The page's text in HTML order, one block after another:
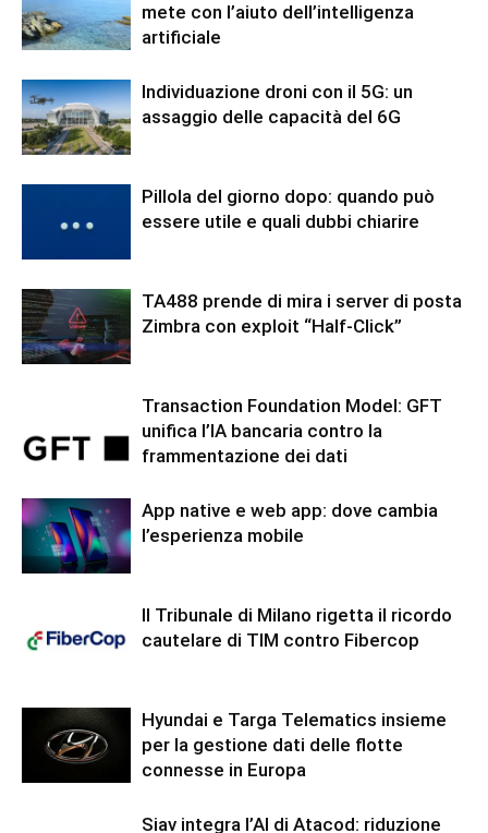
mete con l’aiuto dell’intelligenza
artificiale
Individuazione droni con il 5G: un
assaggio delle capacità del 6G
Pillola del giorno dopo: quando può
essere utile e quali dubbi chiarire
TA488 prende di mira i server di posta
Zimbra con exploit “Half-Click”
Transaction Foundation Model: GFT
unifica l’IA bancaria contro la
frammentazione dei dati
App native e web app: dove cambia
l’esperienza mobile
Il Tribunale di Milano rigetta il ricordo
cautelare di TIM contro Fibercop
Hyundai e Targa Telematics insieme
per la gestione dati delle flotte
connesse in Europa
Siav integra l’AI di Atacod: riduzione